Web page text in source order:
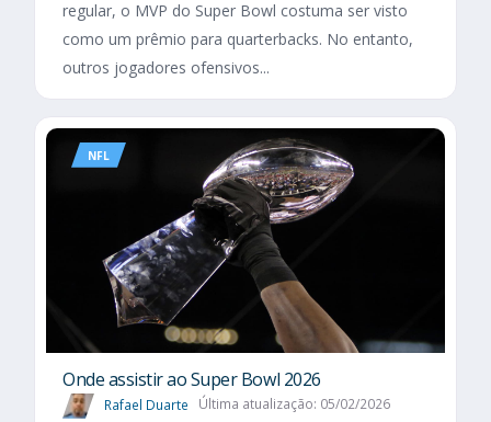
regular, o MVP do Super Bowl costuma ser visto
como um prêmio para quarterbacks. No entanto,
outros jogadores ofensivos...
NFL
Onde assistir ao Super Bowl 2026
Rafael Duarte Última atualização: 05/02/2026